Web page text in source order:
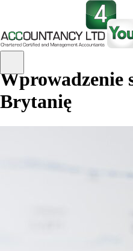
Wprowadzenie
Brytanię